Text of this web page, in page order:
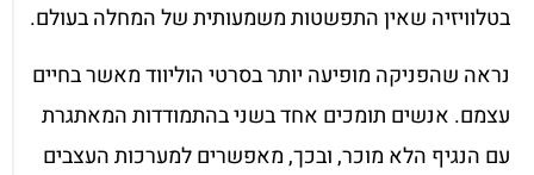
בטלוויזיה שאין התפשטות משמעותית של המחלה בעולם.
נראה שהפניקה מופיעה יותר בסרטי הוליווד מאשר בחיים
עצמם. אנשים תומכים אחד בשני בהתמודדות המאתגרת
עם הנגיף הלא מוכר, ובכך, מאפשרים למערכות העצבים